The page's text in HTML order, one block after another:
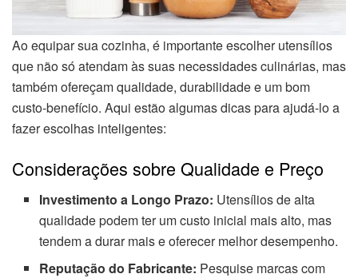
Ao equipar sua cozinha, é importante escolher utensílios
que não só atendam às suas necessidades culinárias, mas
também ofereçam qualidade, durabilidade e um bom
custo-benefício. Aqui estão algumas dicas para ajudá-lo a
fazer escolhas inteligentes:
Considerações sobre Qualidade e Preço
Investimento a Longo Prazo: Utensílios de alta
qualidade podem ter um custo inicial mais alto, mas
tendem a durar mais e oferecer melhor desempenho.
Reputação do Fabricante: Pesquise marcas com